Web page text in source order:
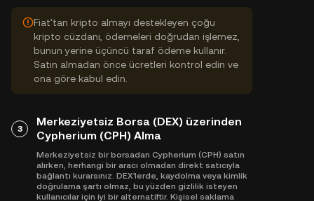
Fiat'tan kripto almayı destekleyen çoğu
kripto cüzdanı, ödemeleri doğrudan işlemez,
bunun yerine üçüncü taraf ödeme kullanır.
Satın almadan önce ücretleri kontrol edin ve
ona göre kabul edin.
3
Merkeziyetsiz Borsa (DEX) üzerinden
Cypherium (CPH) Alma
Merkeziyetsiz bir borsadan Cypherium (CPH) satın
alırken, herhangi bir aracı olmadan direkt satıcıyla
bağlantı kurarsınız. DEX'lerde, kaydolma veya kimlik
doğrulama şartı olmaz, bu yüzden gizlilik isteyen
kullanıcılar için iyi bir alternatiftir. Kişisel saklama